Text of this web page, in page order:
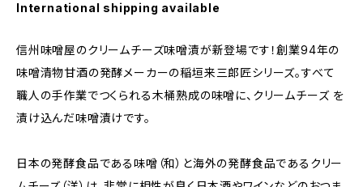
International shipping available
信州味噌屋のクリームチーズ味噌漬が新登場です！創業94年の
味噌清物甘酒の発酵メーカーの稲垣来三郎匠シリーズ。すべて
職人の手作業でつくられる木桶熟成の味噌に、クリームチーズ を
漬け込んだ味噌漬けです。
日本の発酵食品である味噌（和）と海外の発酵食品であるクリー